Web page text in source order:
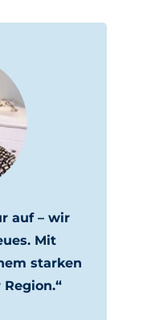
auf – wir
Mit
starken